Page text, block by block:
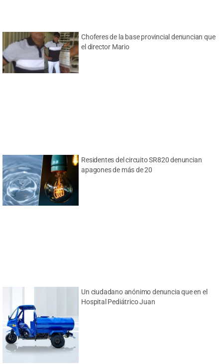
Choferes de la base provincial denuncian que
el director Mario
Residentes del circuito SR820 denuncian
apagones de más de 20
Un ciudadano anónimo denuncia que en el
Hospital Pediátrico Juan